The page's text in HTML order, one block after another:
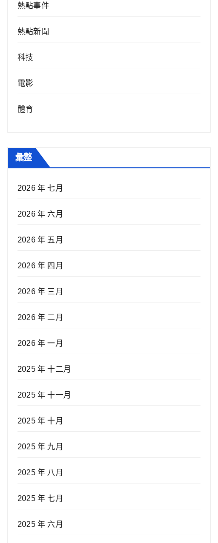
熱點事件
熱點新聞
科技
電影
體育
彙整
2026 年 七月
2026 年 六月
2026 年 五月
2026 年 四月
2026 年 三月
2026 年 二月
2026 年 一月
2025 年 十二月
2025 年 十一月
2025 年 十月
2025 年 九月
2025 年 八月
2025 年 七月
2025 年 六月